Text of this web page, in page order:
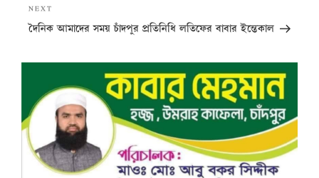
Next
Post
NEXT
দৈনিক আমাদের সময় চাঁদপুর প্রতিনিধি লতিফের বাবার ইন্তেকাল